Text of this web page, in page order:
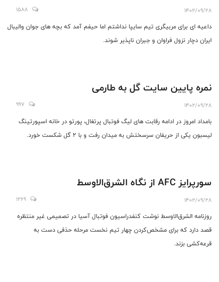
1402/09/28
1588
داعیه ای برای مربیگری تیم سایپا نداشتم اما حیفم آمد که بچه های جوان والیبال
ایران دچار نزول فراوان و جبران ناپذیر شوند.
نمره پایین سایت گل به طارمی
1402/09/28
997
بامداد امروز در ادامه رقابت های لیگ فوتبال پرتغال، پورتو در خانه اسپورتینگ
لیسبون یکی از حریفان سرسختش به میدان رفت و با ۲ گل شکست خورد.
سورپرایز AFC از نگاه الشرق‌الاوسط
1402/09/28
1269
روزنامه الشرق‌الاوسط نوشت کنفدراسیون فوتبال آسیا در تصمیمی غیر منتظره
قصد دارد که برای مشخص‌کردن چهار تیم نخست مرحله حذفی دست به
قرعه‌کشی بزند.